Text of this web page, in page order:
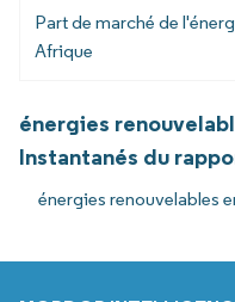
Part de marché de
Afrique
énergies
Instantanés du
énergies renouvelables